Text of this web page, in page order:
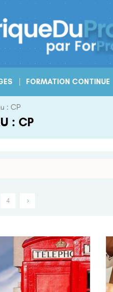
FORMATION CONTINUE
: CP
: CP
4